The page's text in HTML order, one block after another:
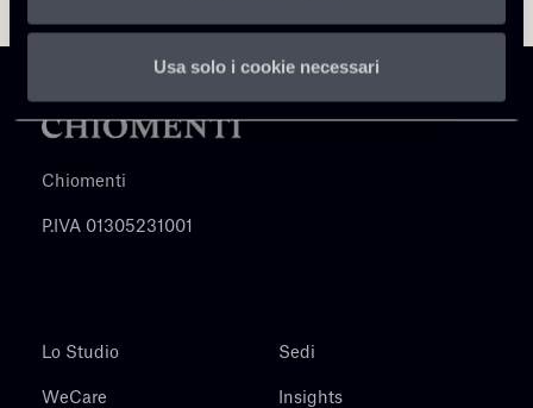
Usa solo i cookie necessari
Chiomenti
P.IVA 01305231001
Lo Studio
WeCare
Sedi
Insights